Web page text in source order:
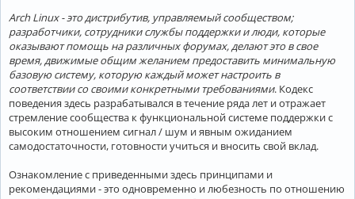
я
Arch Linux - это дистрибутив, управляемый сообществом;
разработчики, сотрудники службы поддержки и люди, которые
оказывают помощь на различных форумах, делают это в свое
время, движимые общим желанием предоставить минимальную
базовую систему, которую каждый может настроить в
соответствии со своими конкретными требованиями. Кодекс
поведения здесь разрабатывался в течение ряда лет и отражает
стремление сообщества к функциональной системе поддержки с
высоким отношением сигнал / шум и явным ожиданием
самодостаточности, готовности учиться и вносить свой вклад.
Ознакомление с приведенными здесь принципами и
рекомендациями - это одновременно и любезность по отношению